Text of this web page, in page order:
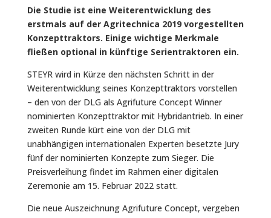
Die Studie ist eine Weiterentwicklung des
erstmals auf der Agritechnica 2019 vorgestellten
Konzepttraktors. Einige wichtige Merkmale
fließen optional in künftige Serientraktoren ein.
STEYR wird in Kürze den nächsten Schritt in der
Weiterentwicklung seines Konzepttraktors vorstellen
– den von der DLG als Agrifuture Concept Winner
nominierten Konzepttraktor mit Hybridantrieb. In einer
zweiten Runde kürt eine von der DLG mit
unabhängigen internationalen Experten besetzte Jury
fünf der nominierten Konzepte zum Sieger. Die
Preisverleihung findet im Rahmen einer digitalen
Zeremonie am 15. Februar 2022 statt.
Die neue Auszeichnung Agrifuture Concept, vergeben